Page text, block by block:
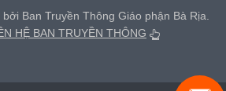
Ban Truyền Thông Giáo phận Bà Rịa.
HỆ BAN TRUYỀN THÔNG